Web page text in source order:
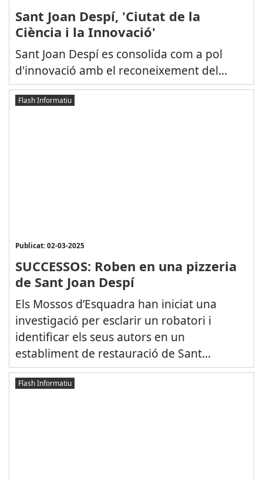
Sant Joan Despí, 'Ciutat de la
Ciència i la Innovació'
Sant Joan Despí es consolida com a pol
d'innovació amb el reconeixement del...
Flash Informatiu
Publicat: 02-03-2025
SUCCESSOS: Roben en una pizzeria
de Sant Joan Despí
Els Mossos d’Esquadra han iniciat una
investigació per esclarir un robatori i
identificar els seus autors en un
establiment de restauració de Sant...
Flash Informatiu